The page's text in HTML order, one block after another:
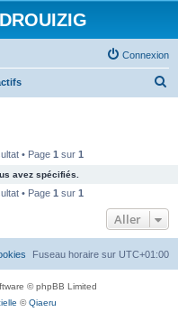
Connexion
c
e
• Page 1 sur 1
avez spécifiés.
• Page 1 sur 1
Aller
Fuseau horaire sur UTC+01:00
© phpBB Limited
©Qiaeru